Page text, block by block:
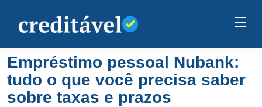
Empréstimo pessoal Nubank:
tudo o que você precisa saber
sobre taxas e prazos